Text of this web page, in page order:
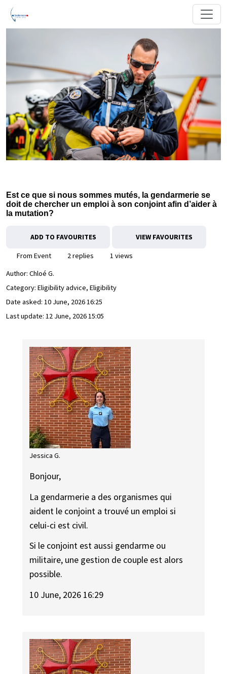
Est ce que si nous sommes mutés, la gendarmerie se
doit de chercher un emploi à son conjoint afin d’aider à
la mutation?
ADD TO FAVOURITES VIEW FAVOURITES
From Event 2 replies
1 views
Author: Chloé G.
Category: Eligibility advice, Eligibility
Date asked: 10 June, 2026 16:25
Last update: 12 June, 2026 15:05
Jessica G.
Bonjour,
La gendarmerie a des organismes qui
aident le conjoint a trouvé un emploi si
celui-ci est civil.
Si le conjoint est aussi gendarme ou
militaire, une gestion de couple est alors
possible.
10 June, 2026 16:29